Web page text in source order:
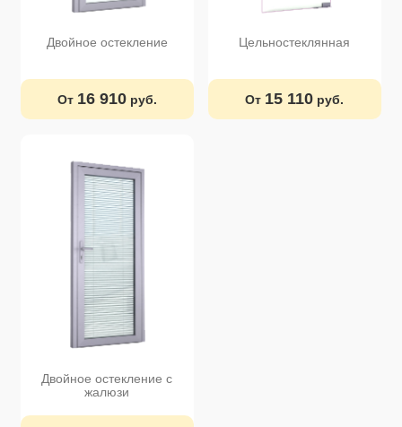
Двойное остекление
От 16 910руб.
Цельностеклянная
От 15 110 руб.
Двойное остекление с
жалюзи